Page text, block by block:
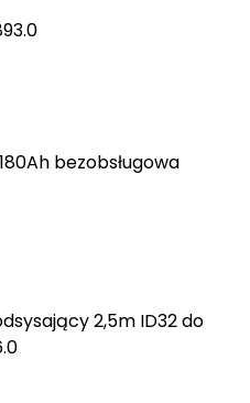
bezobsługowa
2,5m ID32 do